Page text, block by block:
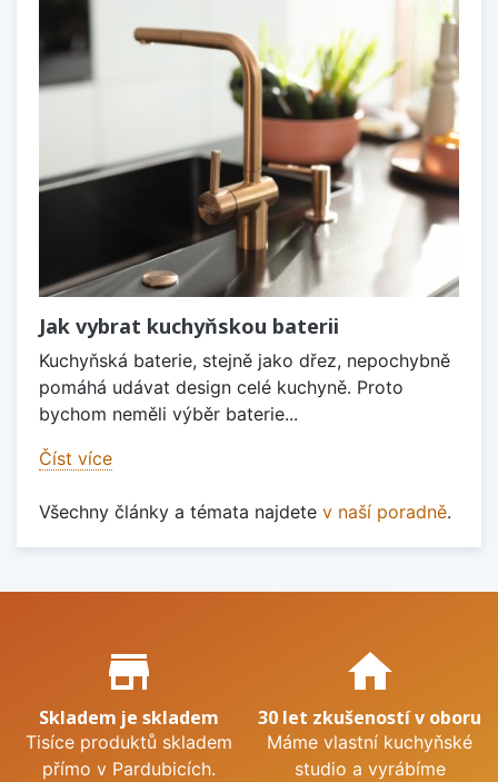
Jak vybrat kuchyňskou baterii
Kuchyňská baterie, stejně jako dřez, nepochybně
pomáhá udávat design celé kuchyně. Proto
bychom neměli výběr baterie...
Číst více
Všechny články a témata najdete v naší poradně.
Proč nakupovat u nás?
store_mall_directory
Skladem je skladem
Tisíce produktů skladem
přímo v Pardubicích.
home
30 let zkušeností v oboru
Máme vlastní kuchyňské
studio a vyrábíme